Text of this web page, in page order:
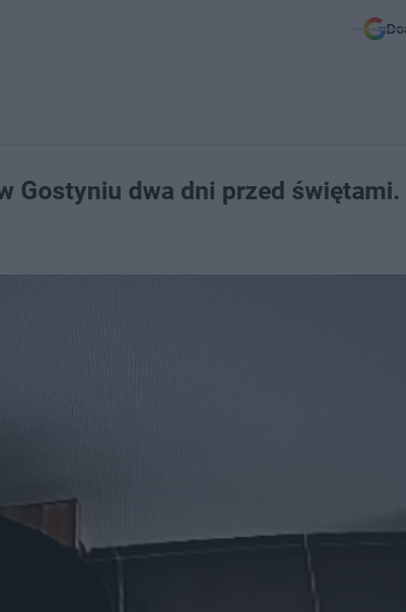
Gostyniu dwa dni przed świętami.